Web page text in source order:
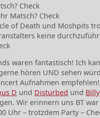
Check
Matsch? Check
of Death und Moshpits
keine
waren fantastisch! Ich
hören UND sehen
Aufnahmen
D und Disturbed und
Wir erinnern uns BT
Uhr – trotzdem Party –